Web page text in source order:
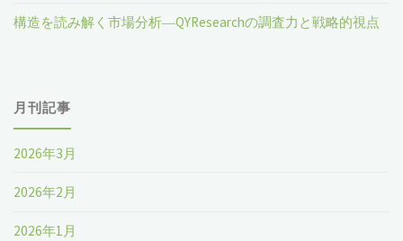
構造を読み解く市場分析―QYResearchの調査力と戦略的視点
月刊記事
2026年3月
2026年2月
2026年1月